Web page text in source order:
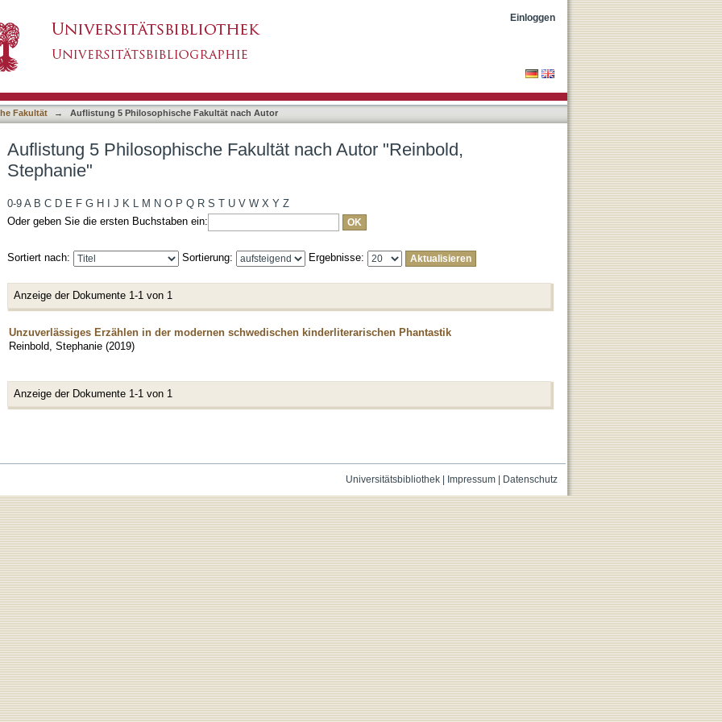
Einloggen
Fakultät → Auflistung 5 Philosophische Fakultät nach Autor
Auflistung 5 Philosophische Fakultät nach Autor "Reinbold,
Stephanie"
0-9 A B C D E F G H J K L M N O P Q R S T U V W X Y Z
Oder geben Sie die ersten Buchstaben ein:
Sortiert nach: Sortierung: Ergebnisse:
Anzeige der Dokumente 1-1 von 1
Unzuverlässiges Erzählen in der modernen schwedischen kinderliterarischen Phantastik
Reinbold, Stephanie (2019)
Anzeige der Dokumente 1-1 von 1
Universitätsbibliothek| Impressum| Datenschutz